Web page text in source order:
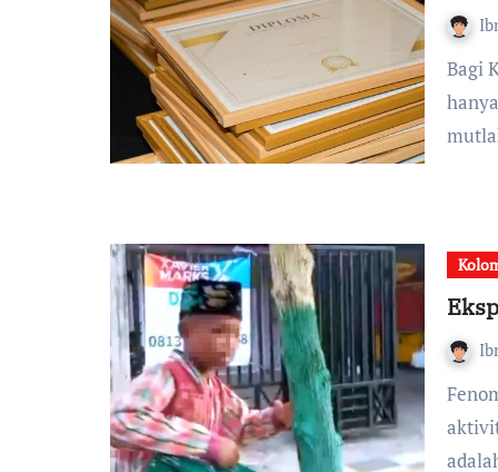
Bagi Kiai Maksum, modal utama dalam melangkah
Fenomena pelibatan anak-anak di bawah umur dalam